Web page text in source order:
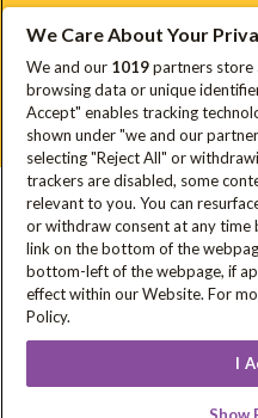
Schrijf je in voor
Disclaimer Privacyverklaring
Sitemap
In samenwerking met
Met steun van
We Care About Your
We and our 1019partners store
browsing data or unique
Accept" enables tracking
shown under "we and our
selecting "Reject All" or
trackers are disabled, some
relevant to you. You can
or withdraw consent at any time
link on the bottom of the
bottom-left of the webpage, if
effect within our Website. For
Policy.
I